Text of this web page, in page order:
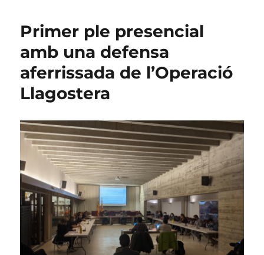
pressupost
UPM
que
és
sense
iniciativa
Primer ple presencial
amb una defensa
aferrissada de l’Operació
Llagostera